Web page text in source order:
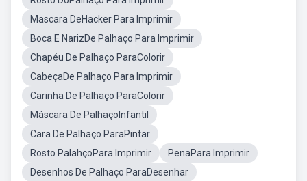
Mascara DeHacker Para Imprimir
Boca E NarizDe Palhaço Para Imprimir
Chapéu De Palhaço ParaColorir
CabeçaDe Palhaço Para Imprimir
Carinha De Palhaço ParaColorir
Máscara De PalhaçoInfantil
Cara De Palhaço ParaPintar
Rosto PalahçoPara Imprimir
PenaPara Imprimir
Desenhos De Palhaço ParaDesenhar